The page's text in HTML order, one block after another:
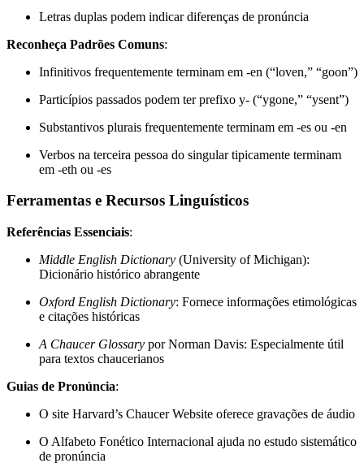
Letras duplas podem indicar diferenças de pronúncia
Reconheça Padrões Comuns:
Infinitivos frequentemente terminam em -en (“loven,” “goon”)
Particípios passados podem ter prefixo y- (“ygone,” “ysent”)
Substantivos plurais frequentemente terminam em -es ou -en
Verbos na terceira pessoa do singular tipicamente terminam
em -eth ou -es
Ferramentas e Recursos Linguísticos
Referências Essenciais:
Middle English Dictionary (University of Michigan):
Dicionário histórico abrangente
Oxford English Dictionary: Fornece informações etimológicas
e citações históricas
A Chaucer Glossary por Norman Davis: Especialmente útil
para textos chaucerianos
Guias de Pronúncia:
O site Harvard’s Chaucer Website oferece gravações de áudio
O Alfabeto Fonético Internacional ajuda no estudo sistemático
de pronúncia